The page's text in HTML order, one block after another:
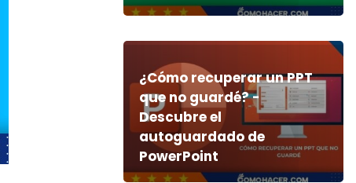
¿Cómo recuperar un PPT
que no guardé? -
Descubre el
autoguardado de
PowerPoint